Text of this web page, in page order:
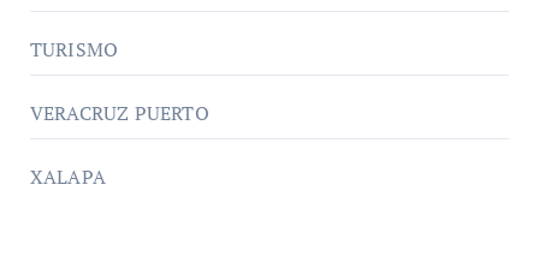
TURISMO
VERACRUZ PUERTO
XALAPA